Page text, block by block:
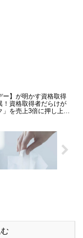
ー】が明かす資格取得
！資格取得者だらけが
」を売上3倍に押し上げ